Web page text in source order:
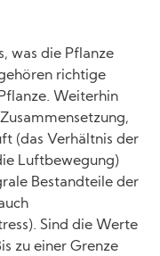
was die Pflanze
richtige
Weiterhin
(das Verhältnis der
Luftbewegung)
Bestandteile der
Sind die Werte
zu einer Grenze